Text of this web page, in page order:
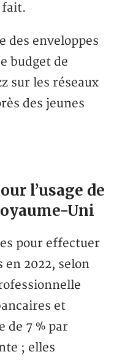
fait.
des enveloppes
budget de
sur les réseaux
des jeunes
l’usage de
Uni
pour effectuer
2022, selon
et
de 7 % par
; elles